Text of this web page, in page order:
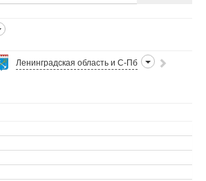
Ленинградская область и С-Пб